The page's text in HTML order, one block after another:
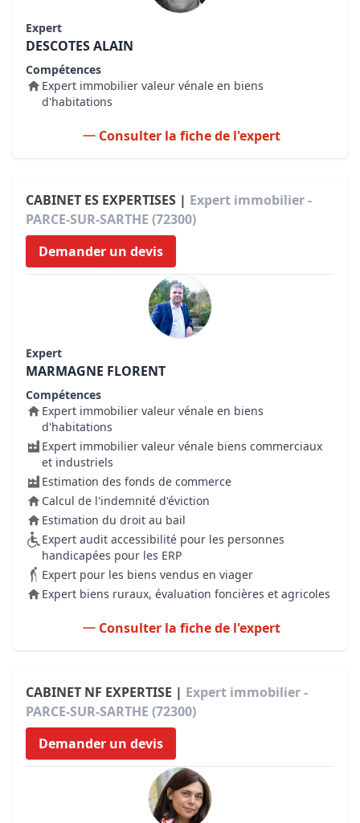
Expert
DESCOTES ALAIN
Compétences
Expert immobilier valeur vénale en biens
d'habitations
Consulter la fiche de l'expert
CABINET ES EXPERTISES | Expert immobilier -
PARCE-SUR-SARTHE (72300)
Demander un devis
Expert
MARMAGNE FLORENT
Compétences
Expert immobilier valeur vénale en biens
d'habitations
Expert immobilier valeur vénale biens commerciaux
et industriels
Estimation des fonds de commerce
Calcul de l'indemnité d'éviction
Estimation du droit au bail
Expert audit accessibilité pour les personnes
handicapées pour les ERP
Expert pour les biens vendus en viager
Expert biens ruraux, évaluation foncières et agricoles
Consulter la fiche de l'expert
CABINET NF EXPERTISE | Expert immobilier -
PARCE-SUR-SARTHE (72300)
Demander un devis